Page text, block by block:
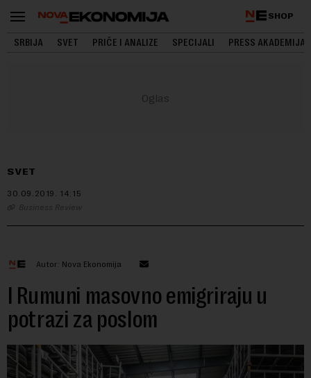
SHOP
SRBIJA SVET PRIČE I ANALIZE SPECIJALI PRESS AKADEMIJA
SVET
30.09.2019. 14:15
Business Review
Autor: Nova Ekonomija
I Rumuni masovno emigriraju u
potrazi za poslom